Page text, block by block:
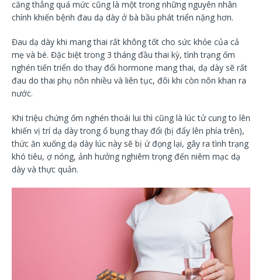
căng thẳng quá mức cũng là một trong những nguyên nhân
chính khiến bệnh đau dạ dày ở bà bầu phát triển nặng hơn.
Đau dạ dày khi mang thai rất không tốt cho sức khỏe của cả
mẹ và bé. Đặc biệt trong 3 tháng đầu thai kỳ, tình trạng ốm
nghén tiến triển do thay đổi hormone mang thai, dạ dày sẽ rất
đau do thai phụ nôn nhiều và liên tục, đôi khi còn nôn khan ra
nước.
Khi triệu chứng ốm nghén thoái lui thì cũng là lúc tử cung to lên
khiến vị trí dạ dày trong ổ bụng thay đổi (bị đẩy lên phía trên),
thức ăn xuống dạ dày lúc này sẽ bị ứ đọng lại, gây ra tình trạng
khó tiêu, ợ nóng, ảnh hưởng nghiêm trọng đến niêm mạc dạ
dày và thực quản.